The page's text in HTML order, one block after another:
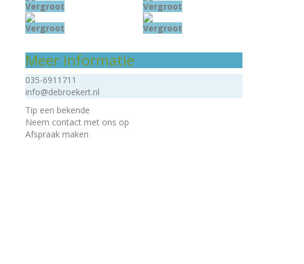
Vergroot
Vergroot
Vergroot
Vergroot
Meer informatie
035-6911711
info@debroekert.nl
Tip een bekende
Neem contact met ons op
Afspraak maken